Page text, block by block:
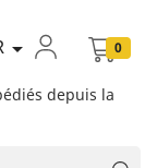
depuis la
 0